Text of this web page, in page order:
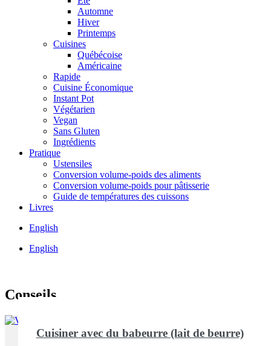
Automne
Hiver
Printemps
Cuisines
Québécoise
Américaine
Rapide
Cuisine Économique
Instant Pot
Végétarien
Vegan
Sans Gluten
Ingrédients
Pratique
Ustensiles
Conversion volume-poids des aliments
Conversion volume-poids pour pâtisserie
Guide de températures des cuissons
Livres
English
English
Conseils
Cuisiner avec du babeurre (lait de beurre)